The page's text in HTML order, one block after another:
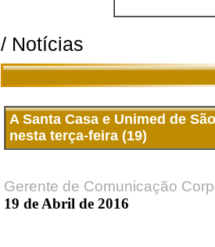
/ Notícias
A Santa Casa e Unimed de
nesta terça-feira (19)
Gerente de Comunicação
19 de Abril de 2016